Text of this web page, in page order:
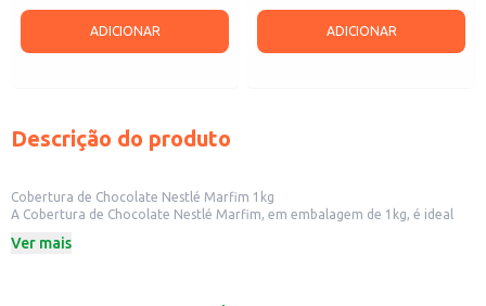
ADICIONAR ADICIONAR
Descrição do produto
Cobertura de Chocolate Nestlé Marfim 1kg
A Cobertura de Chocolate Nestlé Marfim, em embalagem de 1kg, é ideal
em confeitarias, padarias e para quem trabalha com a produção de doces e
Ver mais